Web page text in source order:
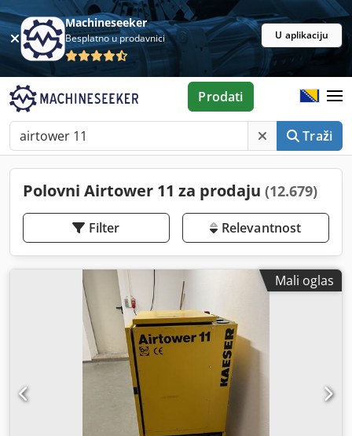
Machineseeker
Besplatno u prodavnici U aplikaciju
Traži
Prodati
Polovni Airtower 11 za prodaju (12.679)
Filter Relevantnost
Mali oglas